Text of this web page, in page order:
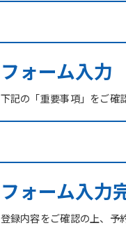
フォーム入力
下記の「重要事項」をご確
フォーム入力
登録内容をご確認の上、予